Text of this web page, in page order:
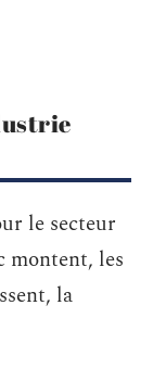
le secteur
montent, les
la